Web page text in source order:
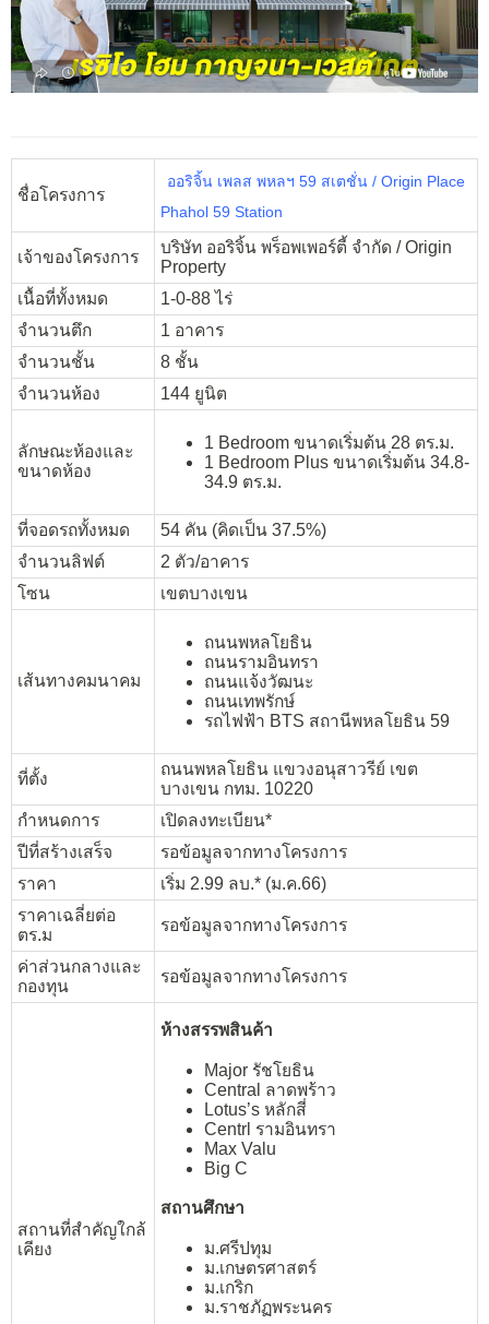
ชื่อโครงการ
ออริจิ้น เพลส พหลฯ 59 สเตชั่น / Origin Place
Phahol 59 Station
เจ้าของโครงการ
บริษัท ออริจิ้น พร็อพเพอร์ตี้ จำกัด / Origin
Property
เนื้อที่ทั้งหมด
1-0-88 ไร่
จำนวนตึก
1 อาคาร
จำนวนชั้น
8 ชั้น
จำนวนห้อง
144 ยูนิต
ลักษณะห้องและ
ขนาดห้อง
1 Bedroom ขนาดเริ่มต้น 28 ตร.ม.
1 Bedroom Plus ขนาดเริ่มต้น 34.8-
34.9 ตร.ม.
ที่จอดรถทั้งหมด
54 คัน (คิดเป็น 37.5%)
จำนวนลิฟต์
2 ตัว/อาคาร
โซน
เขตบางเขน
เส้นทางคมนาคม
ถนนพหลโยธิน
ถนนรามอินทรา
ถนนแจ้งวัฒนะ
ถนนเทพรักษ์
รถไฟฟ้า BTS สถานีพหลโยธิน 59
ที่ตั้ง
ถนนพหลโยธิน แขวงอนุสาวรีย์ เขต
บางเขน กทม. 10220
กำหนดการ
เปิดลงทะเบียน*
ปีที่สร้างเสร็จ
รอข้อมูลจากทางโครงการ
ราคา
เริ่ม 2.99 ลบ.* (ม.ค.66)
ราคาเฉลี่ยต่อ
ตร.ม
รอข้อมูลจากทางโครงการ
ค่าส่วนกลางและ
กองทุน
รอข้อมูลจากทางโครงการ
สถานที่สำคัญใกล้
เคียง
ห้างสรรพสินค้า
Major รัชโยธิน
Central ลาดพร้าว
Lotus’s หลักสี่
Centrl รามอินทรา
Max Valu
Big C
สถานศึกษา
ม.ศรีปทุม
ม.เกษตรศาสตร์
ม.เกริก
ม.ราชภัฏพระนคร